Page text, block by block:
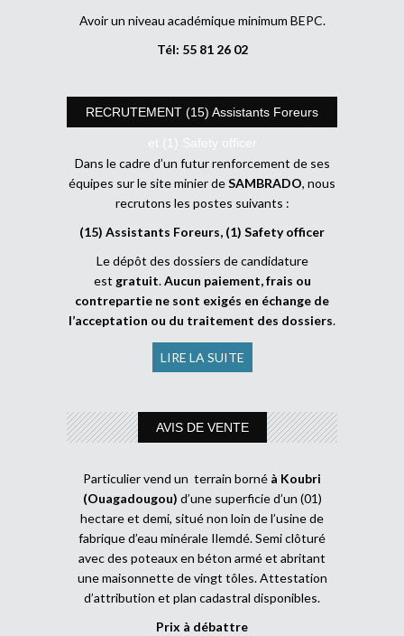
Avoir un niveau académique minimum BEPC.
Tél: 55 81 26 02
RECRUTEMENT (15) Assistants Foreurs
et (1) Safety officer
Dans le cadre d’un futur renforcement de ses
équipes sur le site minier deSAMBRADO, nous
recrutons les postes suivants :
(15) Assistants Foreurs, (1) Safety officer
Le dépôt des dossiers de candidature
est gratuit.Aucun paiement, frais ou
contrepartie ne sont exigés en échange de
l’acceptation ou du traitement des dossiers.
LIRE LA SUITE
AVIS DE VENTE
Particulier vend un terrain borné à Koubri
(Ouagadougou) d’une superficie d’un (01)
hectare et demi, situé non loin de l’usine de
fabrique d’eau minérale Ilemdé. Semi clôturé
avec des poteaux en béton armé et abritant
une maisonnette de vingt tôles. Attestation
d’attribution et plan cadastral disponibles.
Prix à débattre